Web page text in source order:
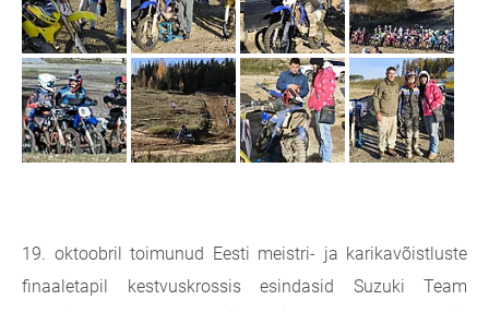
19. oktoobril toimunud Eesti meistri- ja karikavõistluste
finaaletapil kestvuskrossis esindasid Suzuki Team